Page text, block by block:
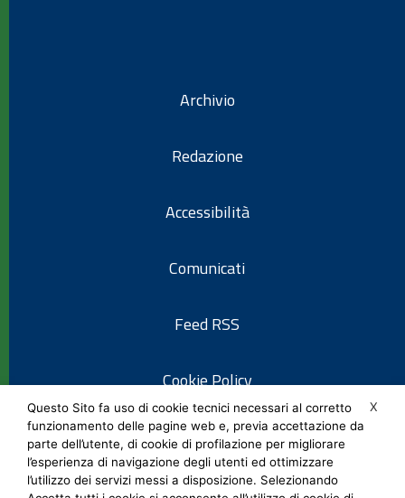
Archivio
Redazione
Accessibilità
Comunicati
Feed RSS
Cookie Policy
Informativa privacy
Note legali
X
Questo Sito fa uso di cookie tecnici necessari al corretto
funzionamento delle pagine web e, previa accettazione da
parte dell’utente, di cookie di profilazione per migliorare
l’esperienza di navigazione degli utenti ed ottimizzare
l’utilizzo dei servizi messi a disposizione. Selezionando